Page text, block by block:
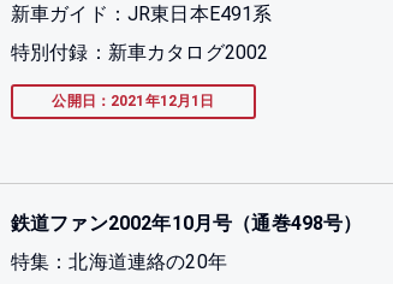
新車ガイド：JR東日本E491系
特別付録：新車カタログ2002
公開日：2021年12月1日
鉄道ファン2002年10月号（通巻498号）
特集：北海道連絡の20年